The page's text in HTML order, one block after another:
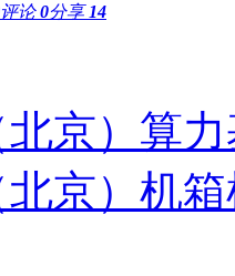
评论0分享 14
北京）算
北京）机